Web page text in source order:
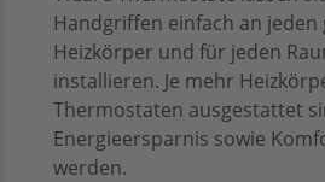
Handgriffen einfach an jeden
Heizkörper und für jeden
installieren. Je mehr
Thermostaten ausgestattet
Energieersparnis sowie
werden.